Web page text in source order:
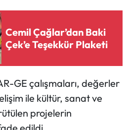
Cemil Çağlar’dan Baki
Çek’e Teşekkür Plaketi
GE çalışmaları, değerler
ile kültür, sanat ve
projelerin